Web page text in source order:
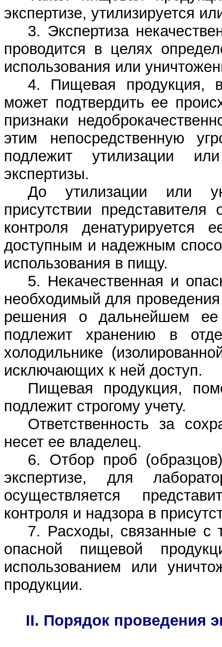
экспертизе, утилизируется
3. Экспертиза
проводится в целях
использования или
4. Пищевая продукция,
может подтвердить ее
признаки
этим непосредственную
подлежит утилизации
экспертизы.
До утилизации или
присутствии представителя
контроля денатурируется
доступным и надежным
использования в пищу.
5. Некачественная и
необходимый для
решения о дальнейшем ее
подлежит хранению в
холодильнике
исключающих к ней доступ.
Пищевая продукция,
подлежит строгому учету.
Ответственность за
несет ее владелец.
6. Отбор проб
экспертизе, для
осуществляется
контроля и надзора в
7. Расходы, связанные с
опасной пищевой
использованием или
продукции.
II. Порядок проведения